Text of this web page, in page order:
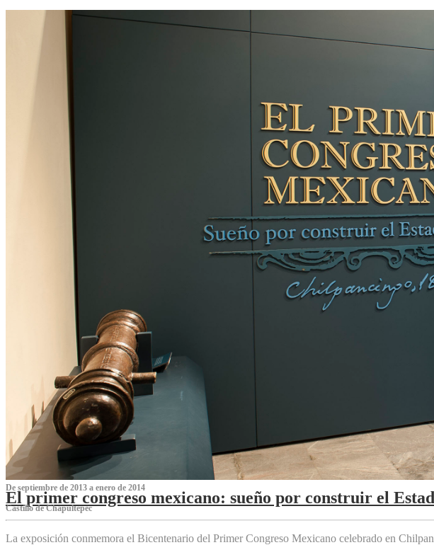
De septiembre de 2013 a enero de 2014
El primer congreso mexicano: sueño por construir el
Castillo de Chapultepec
La exposición conmemora el Bicentenario del Primer Congreso Mexicano celebrado en